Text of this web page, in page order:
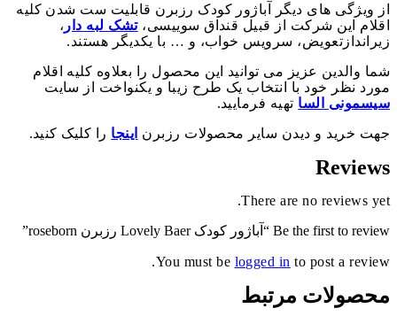
از ویژگی های دیگر آباژور کودک رزبرن قابلیت ست شدن کلیه
اقلام این شرکت از قبیل قنداق سوییسی،تشک لبه دار ،
زیراندازتعویض، سرویس خواب، و … با یکدیگر هستند.
شما والدین عزیز می توانید این محصول را بعلاوه کلیه اقلام
مورد نظر خود با انتخاب یک طرح زیبا و یکنواخت از سایت
سیسمونی السا تهیه فرمایید.
جهت خرید و دیدن سایر محصولات رزبرن اینجا را کلیک کنید.
Reviews
There are no reviews yet.
Be the first to review “آباژور کودک Lovely Baer رزبرن roseborn”
You must be logged in to post a review.
محصولات مرتبط